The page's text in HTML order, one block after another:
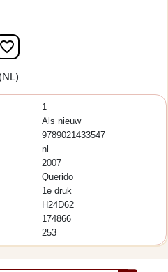
favorite_border
1
Als nieuw
9789021433547
nl
2007
Querido
1e druk
H24D62
174866
253